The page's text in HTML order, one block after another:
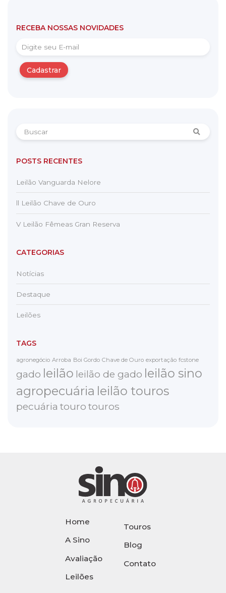
RECEBA NOSSAS NOVIDADES
POSTS RECENTES
Leilão Vanguarda Nelore
ll Leilão Chave de Ouro
V Leilão Fêmeas Gran Reserva
CATEGORIAS
Notícias
Destaque
Leilões
TAGS
agronegócio Arroba Boi Gordo Chave de Ouro exportação fcstone
gado leilão leilão de gado leilão sino
agropecuária leilão touros
pecuária touro touros
Home
A Sino
Avaliação
Leilões
Touros
Blog
Contato